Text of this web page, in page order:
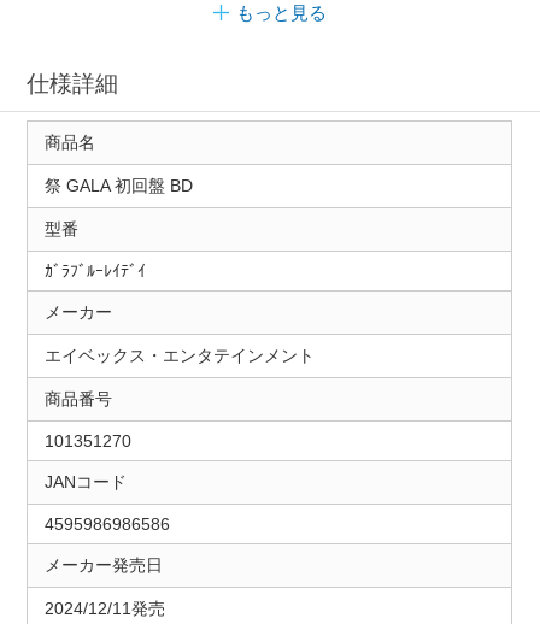
もっと見る
仕様詳細
商品名
祭 GALA 初回盤 BD
型番
ｶﾞﾗﾌﾞﾙｰﾚｲﾃﾞｲ
メーカー
エイベックス・エンタテインメント
商品番号
101351270
JANコード
4595986986586
メーカー発売日
2024/12/11発売